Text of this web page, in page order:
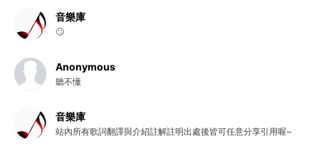
音樂庫
🙄
Anonymous
聽不懂
音樂庫
站內所有歌詞翻譯與介紹註解註明出處後皆可任意分享引用喔~